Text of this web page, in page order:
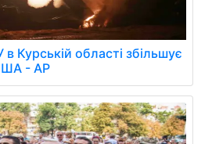
Курській області збільшує
- AP